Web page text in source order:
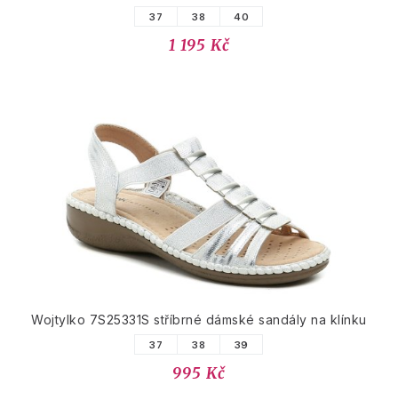
37 38 40
1 195 Kč
Wojtylko 7S25331S stříbrné dámské sandály na klínku
37 38 39
995 Kč